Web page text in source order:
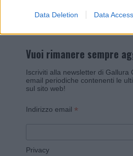
Data Deletion Data Access
Vuoi rimanere sempre
Iscriviti alla newsletter di Gallura
email periodiche contenenti le
sul sito web!
Indirizzo email *
Privacy